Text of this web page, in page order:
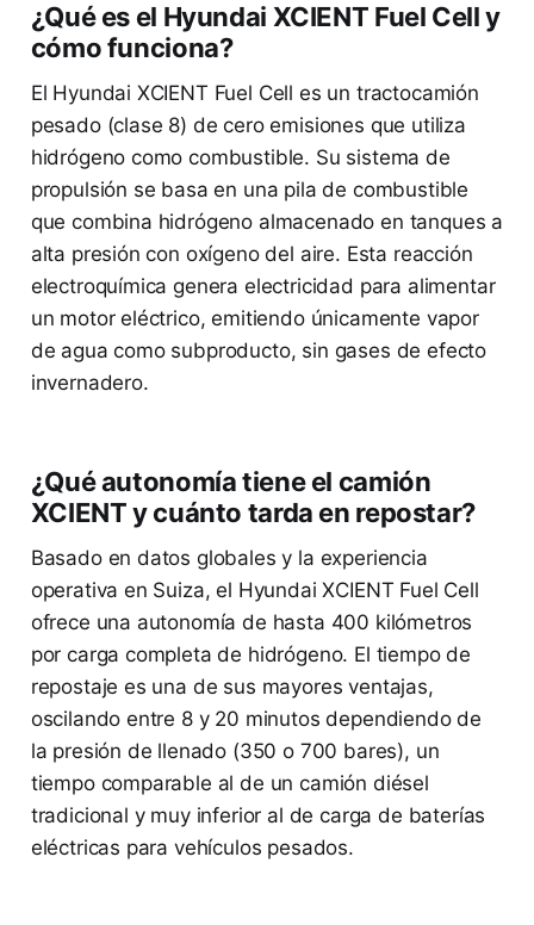
¿Qué es el Hyundai XCIENT Fuel Cell y
cómo funciona?
El Hyundai XCIENT Fuel Cell es un tractocamión
pesado (clase 8) de cero emisiones que utiliza
hidrógeno como combustible. Su sistema de
propulsión se basa en una pila de combustible
que combina hidrógeno almacenado en tanques a
alta presión con oxígeno del aire. Esta reacción
electroquímica genera electricidad para alimentar
un motor eléctrico, emitiendo únicamente vapor
de agua como subproducto, sin gases de efecto
invernadero.
¿Qué autonomía tiene el camión
XCIENT y cuánto tarda en repostar?
Basado en datos globales y la experiencia
operativa en Suiza, el Hyundai XCIENT Fuel Cell
ofrece una autonomía de hasta 400 kilómetros
por carga completa de hidrógeno. El tiempo de
repostaje es una de sus mayores ventajas,
oscilando entre 8 y 20 minutos dependiendo de
la presión de llenado (350 o 700 bares), un
tiempo comparable al de un camión diésel
tradicional y muy inferior al de carga de baterías
eléctricas para vehículos pesados.